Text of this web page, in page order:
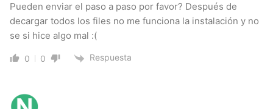
Pueden enviar el paso a paso por favor? Después de
decargar todos los files no me funciona la instalación y no
se si hice algo mal :(
0 0 Respuesta